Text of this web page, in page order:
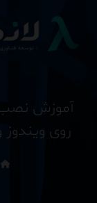
روی ویندوز